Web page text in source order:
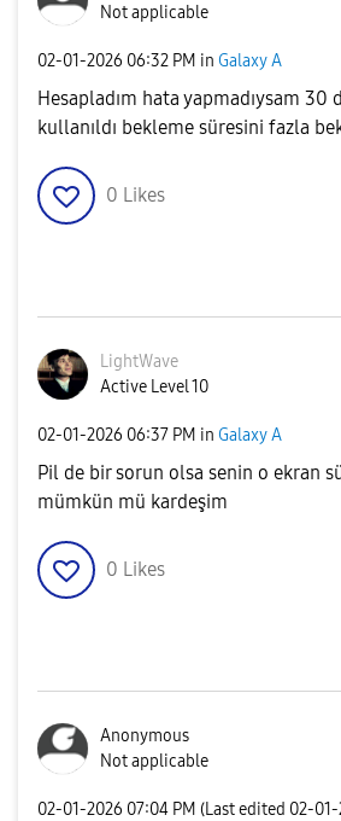
Not applicable
‎02-01-2026 06:32 PM in Galaxy A
Hesapladım hata yapmadıysam 30
kullanıldı bekleme süresini fazla
0 Likes
LightWave
Active Level 10
‎02-01-2026 06:37 PM in Galaxy A
Pil de bir sorun olsa senin o ekran
mümkün mü kardeşim
0 Likes
Anonymous
Not applicable
‎02-01-2026 07:04 PM (Last edited ‎02-